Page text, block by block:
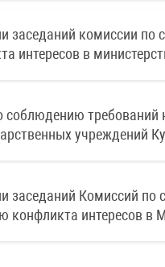
заседаний комиссии
интересов в
требований
учреждений
заседаний Комиссий
конфликта интересов в